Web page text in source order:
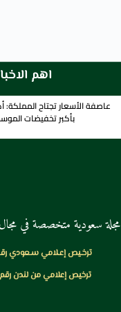
اهم
بأكبر تخفيضات
مجلة سعودية متخصصة في مجال
ترخـيص إعـلامي سـعودي رقــم:
ترخيص إعلامي من لندن رقم: